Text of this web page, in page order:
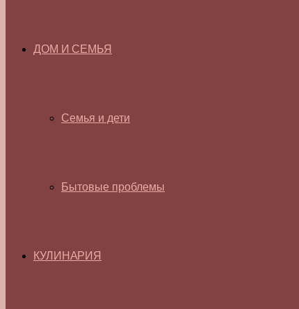
ДОМ И СЕМЬЯ
Семья и дети
Бытовые проблемы
КУЛИНАРИЯ